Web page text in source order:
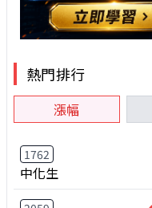
熱門排行
漲幅
1762
中化生